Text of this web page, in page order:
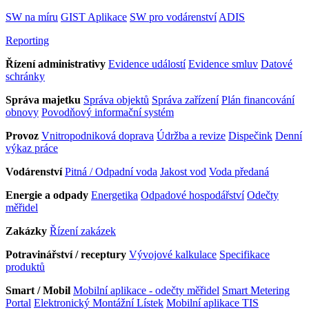
SW na míru GIST Aplikace SW pro vodárenství ADIS
Reporting
Řízení administrativy Evidence událostí Evidence smluv Datové
schránky
Správa majetku Správa objektů Správa zařízení Plán financování
obnovy Povodňový informační systém
Provoz Vnitropodniková doprava Údržba a revize Dispečink Denní
výkaz práce
Vodárenství Pitná / Odpadní voda Jakost vod Voda předaná
Energie a odpady Energetika Odpadové hospodářství Odečty
měřidel
Zakázky Řízení zakázek
Potravinářství / receptury Vývojové kalkulace Specifikace
produktů
Smart / Mobil Mobilní aplikace - odečty měřidel Smart Metering
Portal Elektronický Montážní Lístek Mobilní aplikace TIS